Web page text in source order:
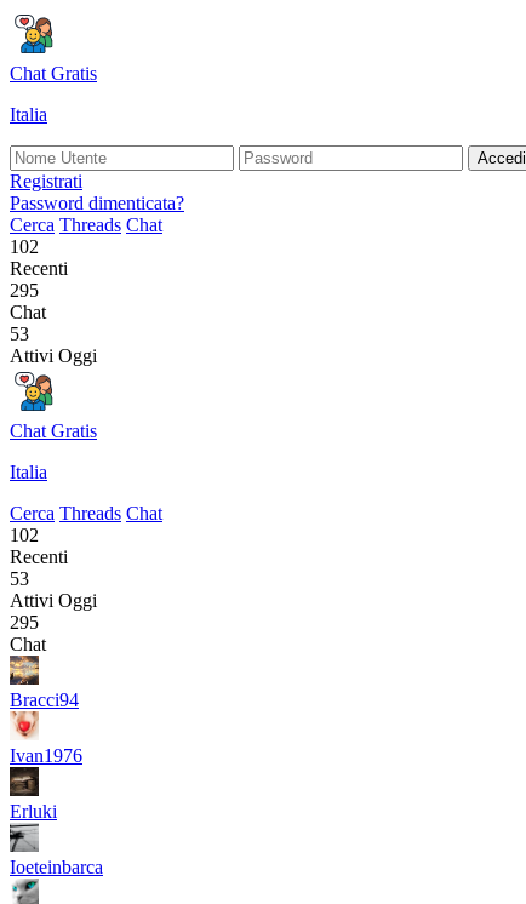
Chat Gratis
Italia
Accedi
Registrati
Password dimenticata?
Cerca Threads Chat
102
Recenti
295
Chat
53
Attivi Oggi
Chat Gratis
Italia
Cerca Threads Chat
102
Recenti
53
Attivi Oggi
295
Chat
Bracci94
Ivan1976
Erluki
Ioeteinbarca